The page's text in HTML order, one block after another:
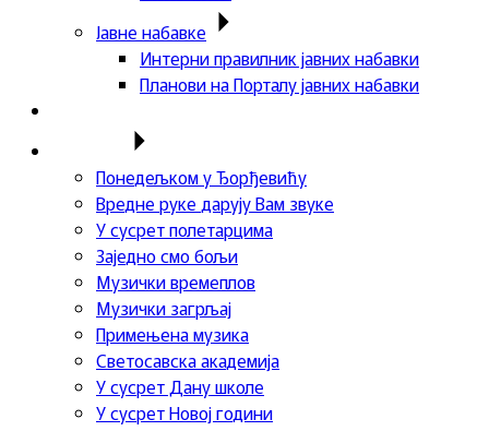
Јавне набавке
Интерни правилник јавних набавки
Планови на Порталу јавних набавки
Понедељком у Ђорђевићу
Вредне руке дарују Вам звуке
У сусрет полетарцима
Заједно смо бољи
Музички времеплов
Музички загрљај
Примењена музика
Светосавска академија
У сусрет Дану школе
У сусрет Новој години